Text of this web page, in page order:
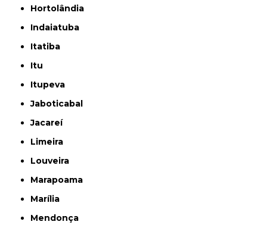
Hortolândia
Indaiatuba
Itatiba
Itu
Itupeva
Jaboticabal
Jacareí
Limeira
Louveira
Marapoama
Marília
Mendonça